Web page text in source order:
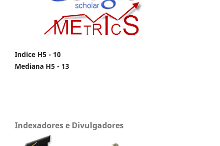
Indice H5 - 10
Mediana H5 - 13
Indexadores e Divulgadores